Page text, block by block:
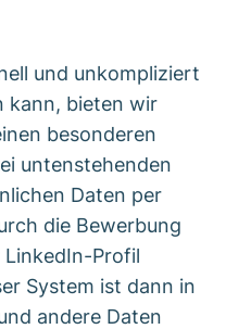
und unkompliziert
kann, bieten wir
besonderen
untenstehenden
Daten per
die Bewerbung
Profil
System ist dann in
andere Daten